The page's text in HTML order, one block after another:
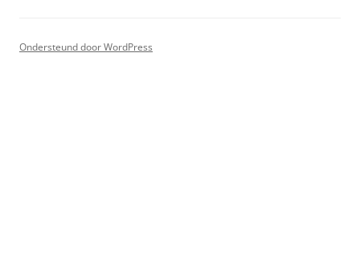
Ondersteund door WordPress